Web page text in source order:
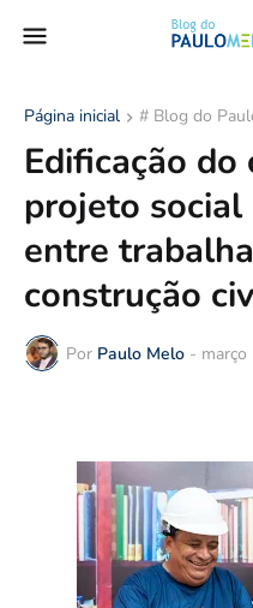
Página inicial # Blog do
Edificação do
projeto
entre
construção
Por Paulo Melo -